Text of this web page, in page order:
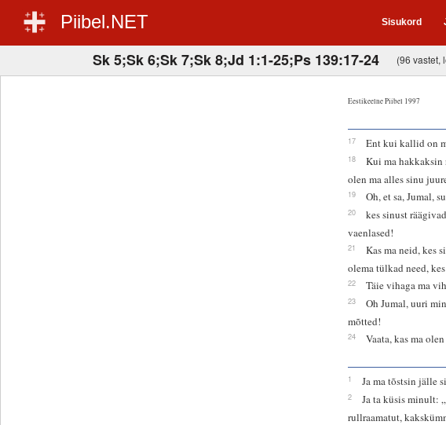
Piibel.NET Sisukord
Sk 5;Sk 6;Sk 7;Sk 8;Jd 1:1-25;Ps 139:17-24 (96 vastet,
Eestikeelne Piibel 1997
17 Ent kui kallid on
18
Kui ma hakkaksin
olen ma alles sinu
19 Oh, et sa, Jumal,
20
kes sinust
vaenlased!
21
Kas ma neid, kes
olema tülkad need,
22 Täie vihaga ma
23
Oh Jumal, uuri
mõtted!
24 Vaata, kas ma
1 Ja ma tõstsin jälle
2
Ja ta küsis minult:
rullraamatut,